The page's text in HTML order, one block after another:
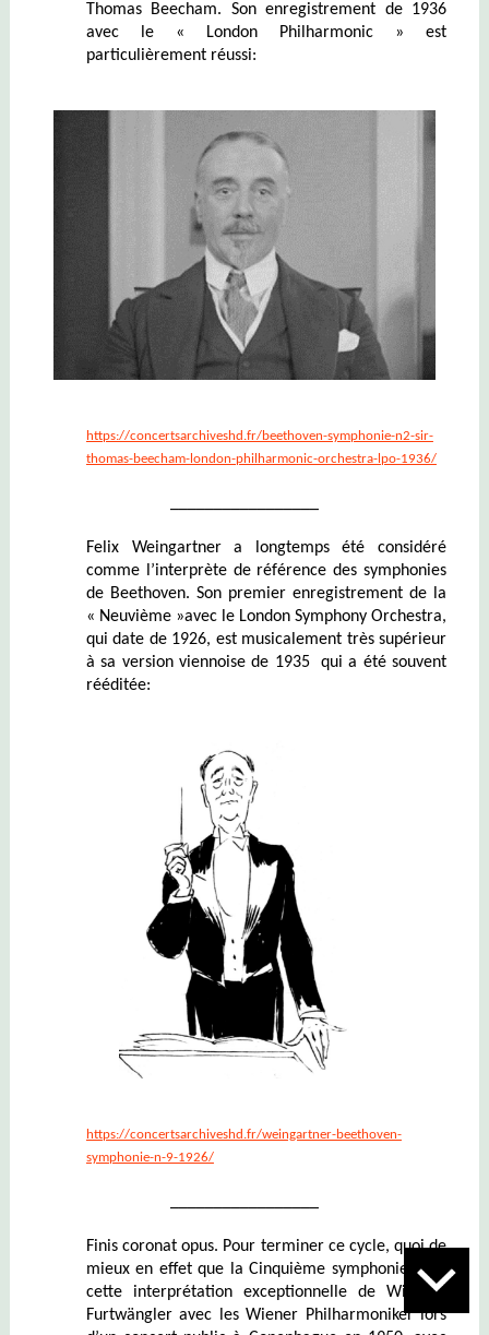
Thomas Beecham. Son enregistrement de 1936
avec le « London Philharmonic » est
particulièrement réussi:
https://concertsarchiveshd.fr/beethoven-symphonie-n2-sir-
thomas-beecham-london-philharmonic-orchestra-lpo-1936/
Felix Weingartner a longtemps été considéré
comme l’interprète de référence des symphonies
de Beethoven. Son premier enregistrement de la
« Neuvième »avec le London Symphony Orchestra,
qui date de 1926, est musicalement très supérieur
à sa version viennoise de 1935 qui a été souvent
rééditée:
https://concertsarchiveshd.fr/weingartner-beethoven-
symphonie-n-9-1926/
Finis coronat opus. Pour terminer ce cycle, quoi de
mieux en effet que la Cinquième symphonie dans
cette interprétation exceptionnelle de Wilhelm
Furtwängler avec les Wiener Philharmoniker lors